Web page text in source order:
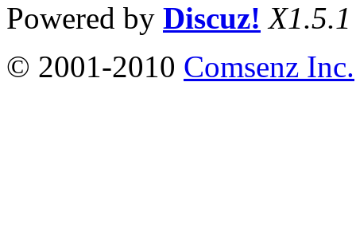
Powered by Discuz! X1.5.1
© 2001-2010 Comsenz Inc.